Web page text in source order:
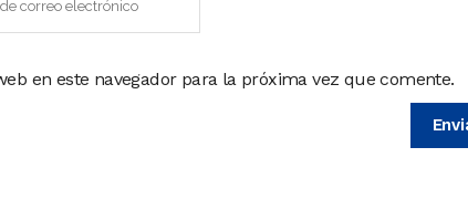
en este navegador para la próxima vez que comente.